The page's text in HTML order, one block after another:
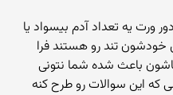
ورت یه تعداد آدم بیسواد یا
خودشون تند رو هستند فرا
باعث شده شما نتونی
كه این سوالات رو طرح كنه